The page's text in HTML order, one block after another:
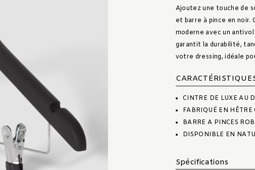
Ajoutez une touche de
et barre à pince en noir.
moderne avec un
garantit la durabilité,
votre dressing, idéale
CINTRE DE LUXE AU
FABRIQUÉ EN HÊTRE
BARRE A PINCES
DISPONIBLE EN
Spécifications